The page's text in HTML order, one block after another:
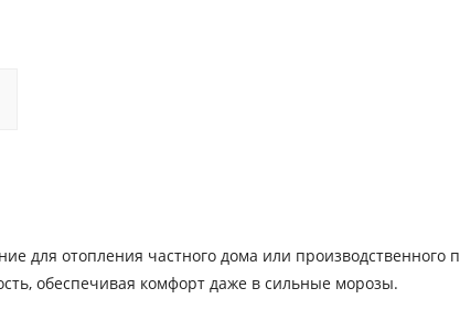
для отопления частного дома или производственного
обеспечивая комфорт даже в сильные морозы.